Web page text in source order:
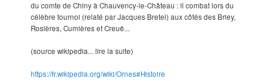
du comte de Chiny à Chauvency-le-Château : il combat lors du
célèbre tournoi (relaté par Jacques Bretel) aux côtés des Briey,
Rosières, Cumières et Creuë...
(source wikipedia... lire la suite)
https://fr.wikipedia.org/wiki/Ornes#Histoire